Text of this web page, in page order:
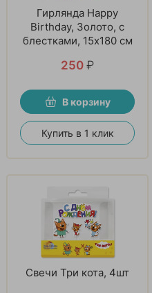
Гирлянда Happy
Birthday, Золото, с
блестками, 15х180 см
250 ₽
В корзину
Купить в 1 клик
Свечи Три кота, 4шт